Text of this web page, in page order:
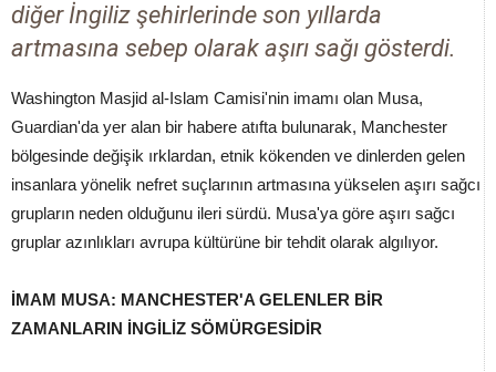
diğer İngiliz şehirlerinde son yıllarda
artmasına sebep olarak aşırı sağı gösterdi.
Washington Masjid al-Islam Camisi'nin imamı olan Musa,
Guardian'da yer alan bir habere atıfta bulunarak, Manchester
bölgesinde değişik ırklardan, etnik kökenden ve dinlerden gelen
insanlara yönelik nefret suçlarının artmasına yükselen aşırı sağcı
grupların neden olduğunu ileri sürdü. Musa'ya göre aşırı sağcı
gruplar azınlıkları avrupa kültürüne bir tehdit olarak algılıyor.
İMAM MUSA: MANCHESTER'A GELENLER BİR
ZAMANLARIN İNGİLİZ SÖMÜRGESİDİR